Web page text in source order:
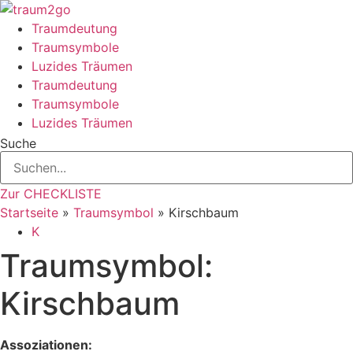
Zum
Inhalt
springen
Traumdeutung
Traumsymbole
Luzides Träumen
Traumdeutung
Traumsymbole
Luzides Träumen
Suche
Zur CHECKLISTE
Startseite » Traumsymbol » Kirschbaum
K
Traumsymbol:
Kirschbaum
Assoziationen: